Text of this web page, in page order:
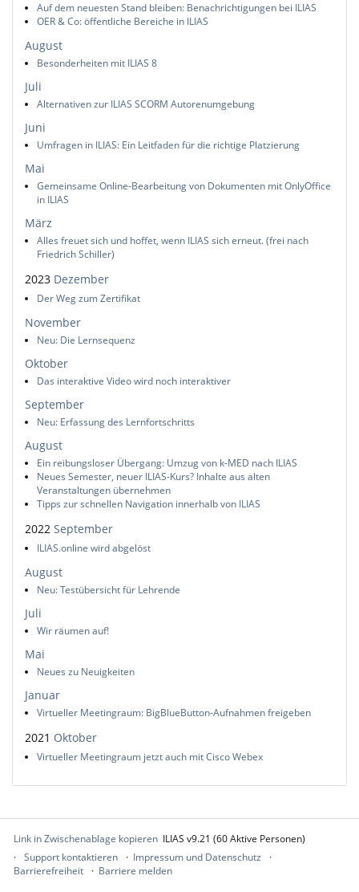
Auf dem neuesten Stand bleiben: Benachrichtigungen bei ILIAS
OER & Co: öffentliche Bereiche in ILIAS
August
Besonderheiten mit ILIAS 8
Juli
Alternativen zur ILIAS SCORM Autorenumgebung
Juni
Umfragen in ILIAS: Ein Leitfaden für die richtige Platzierung
Mai
Gemeinsame Online-Bearbeitung von Dokumenten mit OnlyOffice
in ILIAS
März
Alles freuet sich und hoffet, wenn ILIAS sich erneut. (frei nach
Friedrich Schiller)
2023 Dezember
Der Weg zum Zertifikat
November
Neu: Die Lernsequenz
Oktober
Das interaktive Video wird noch interaktiver
September
Neu: Erfassung des Lernfortschritts
August
Ein reibungsloser Übergang: Umzug von k-MED nach ILIAS
Neues Semester, neuer ILIAS-Kurs? Inhalte aus alten
Veranstaltungen übernehmen
Tipps zur schnellen Navigation innerhalb von ILIAS
2022 September
ILIAS.online wird abgelöst
August
Neu: Testübersicht für Lehrende
Juli
Wir räumen auf!
Mai
Neues zu Neuigkeiten
Januar
Virtueller Meetingraum: BigBlueButton-Aufnahmen freigeben
2021 Oktober
Virtueller Meetingraum jetzt auch mit Cisco Webex
Link in Zwischenablage kopieren ILIAS v9.21 (60 Aktive Personen)
Support kontaktieren
Impressum und Datenschutz
Barrierefreiheit
Barriere melden